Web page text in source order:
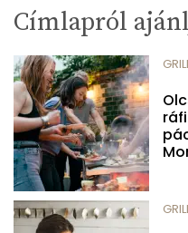
Címlapról